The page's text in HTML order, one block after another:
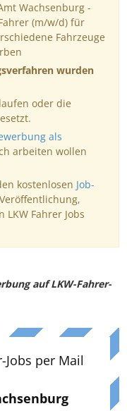
Wachsenburg -
(m/w/d) für
Fahrzeuge
wurden
oder die
als
arbeiten wollen
kostenlosen Job-
Fahrer Jobs
auf LKW-Fahrer-
Jobs per Mail